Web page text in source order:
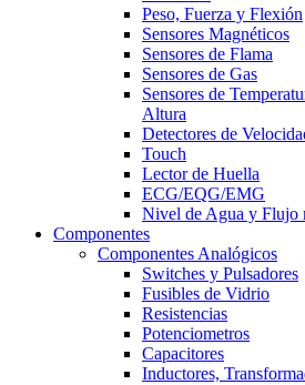
Peso, Fuerza y Flexión
Sensores Magnéticos
Sensores de Flama
Sensores de Gas
Sensores de
Altura
Detectores de
Touch
Lector de Huella
ECG/EQG/EMG
Nivel de Agua y Flujo
Componentes
Componentes Analógicos
Switches y Pulsadores
Fusibles de Vidrio
Resistencias
Potenciometros
Capacitores
Inductores,